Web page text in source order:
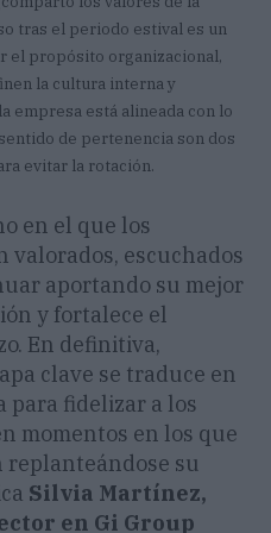
tras el periodo estival es un
el propósito organizacional,
la cultura interna y
empresa está alineada con lo
de pertenencia son dos
evitar la rotación.
en el que los
valorados, escuchados
aportando su mejor
y fortalece el
En definitiva,
clave se traduce en
para fidelizar a los
momentos en los que
replanteándose su
Silvia Martínez,
en Gi Group